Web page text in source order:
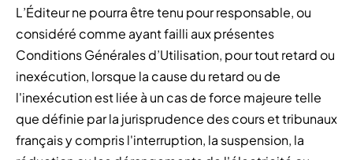
L’Éditeur ne pourra être tenu pour responsable, ou
considéré comme ayant failli aux présentes
Conditions Générales d’Utilisation, pour tout retard ou
inexécution, lorsque la cause du retard ou de
l'inexécution est liée à un cas de force majeure telle
que définie par la jurisprudence des cours et tribunaux
français y compris l'interruption, la suspension, la